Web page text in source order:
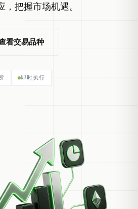
把握市场机遇。
看交易品种
即时执行